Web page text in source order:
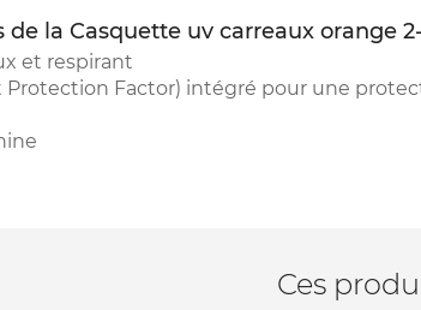
de la Casquette uv carreaux orange
et respirant
Protection Factor) intégré pour une
Ces